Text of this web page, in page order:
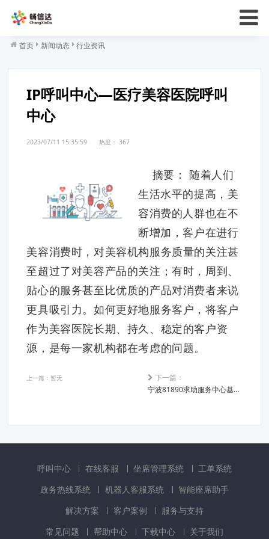
首页 新闻动态 行业资讯
IP呼叫中心—医疗美容医院呼叫
中心
2023/07/11 15:35:59 热度：367
摘要： 随着人们
生活水平的提高，美
容消费的人群也在不
断增加，客户在进行
美容消费时，对美容机构服务质量的关注甚
至超过了对美容产品的关注；有时，周到、
贴心的服务甚至比优质的产品对消费者来说
更具吸引力。如何更好地服务客户，将客户
作为美容医院长期、持久、稳定的客户资
源，是每一家机构都在考虑的问题。
上一篇：暂无
下一篇：
宁波81890求助服务中心基本情况
呼叫中心 在线客服 坐席管理系统
工单系统
政务热线系统
机器人客服系统
智能座席助手
解决方案
客户案例
服务与支持
常见问题
帮助中心 下载中心 关于我们